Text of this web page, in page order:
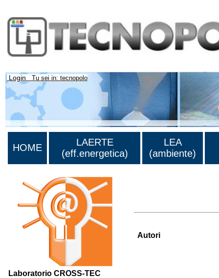
Login Tu sei in: tecnopolo
HOME
LAERTE
(eff.energetica)
LEA
(ambiente)
Laboratorio CROSS-TEC
Autori